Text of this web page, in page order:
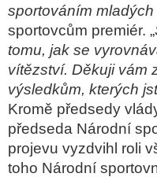
sportováním
sportovcům premiér. „
tomu, jak se
vítězství. Děkuji vám
výsledkům, kterých
Kromě předsedy
předseda Národní
projevu vyzdvihl roli
toho Národní